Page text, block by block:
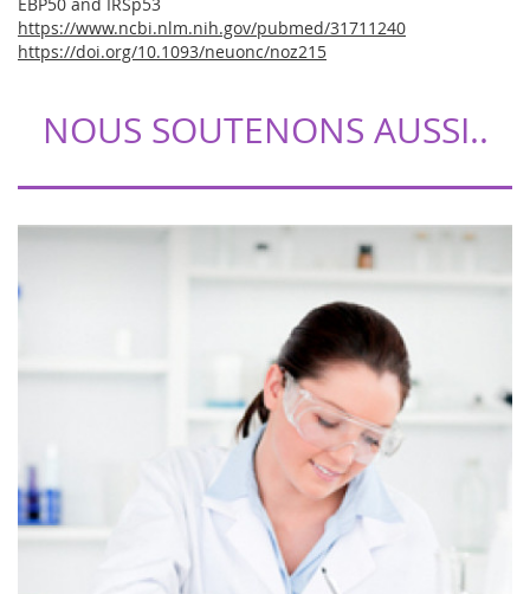
https://www.ncbi.nlm.nih.gov/pubmed/31711240
https://doi.org/10.1093/neuonc/noz215
NOUS SOUTENONS AUSSI..